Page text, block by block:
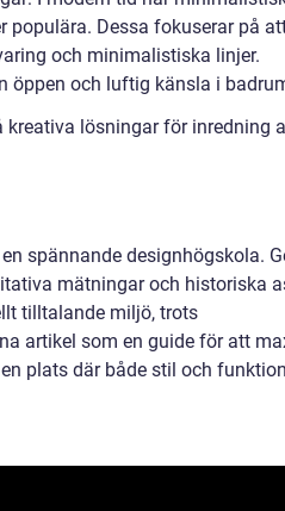
Dessa fokuserar på
och minimalistiska linjer.
öppen och luftig känsla i
kreativa lösningar för inredning
spännande designhögskola.
mätningar och historiska
tilltalande miljö, trots
artikel som en guide för att
plats där både stil och